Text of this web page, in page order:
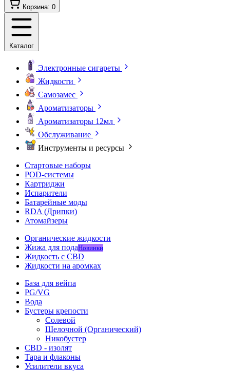
Корзина: 0
Каталог
Электронные сигареты
Жидкости
Самозамес
Ароматизаторы
Ароматизаторы 12мл
Обслуживание
Инструменты и ресурсы
Стартовые наборы
POD-системы
Картриджи
Испарители
Батарейные моды
RDA (Дрипки)
Атомайзеры
Органические жидкости
Жижа для подаНовинки
Жидкость с CBD
Жидкости на аромках
База для вейпа
PG/VG
Вода
Бустеры крепости
Солевой
Щелочной (Органический)
Никобустер
CBD - изолят
Тара и флаконы
Усилители вкуса